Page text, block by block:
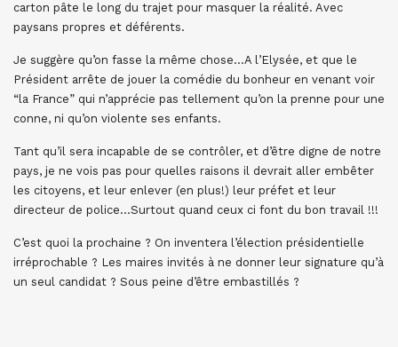
carton pâte le long du trajet pour masquer la réalité. Avec
paysans propres et déférents.
Je suggère qu’on fasse la même chose…A l’Elysée, et que le
Président arrête de jouer la comédie du bonheur en venant voir
“la France” qui n’apprécie pas tellement qu’on la prenne pour une
conne, ni qu’on violente ses enfants.
Tant qu’il sera incapable de se contrôler, et d’être digne de notre
pays, je ne vois pas pour quelles raisons il devrait aller embêter
les citoyens, et leur enlever (en plus!) leur préfet et leur
directeur de police…Surtout quand ceux ci font du bon travail !!!
C’est quoi la prochaine ? On inventera l’élection présidentielle
irréprochable ? Les maires invités à ne donner leur signature qu’à
un seul candidat ? Sous peine d’être embastillés ?